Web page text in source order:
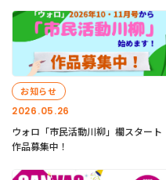
2026.05.26
お知らせ
ウォロ「市民活動川柳」欄スタート
作品募集中！